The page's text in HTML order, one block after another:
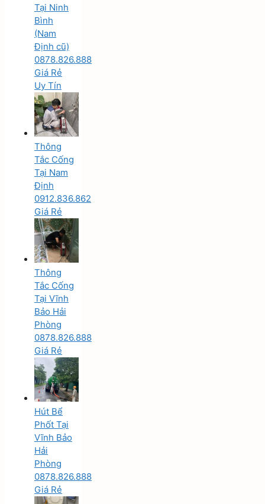
Tại Ninh
Bình
(Nam
Định cũ)
0878.826.888
Giá Rẻ
Uy Tín
Thông
Tắc Cống
Tại Nam
Định
0912.836.862
Giá Rẻ
Thông
Tắc Cống
Tại Vĩnh
Bảo Hải
Phòng
0878.826.888
Giá Rẻ
Hút Bể
Phốt Tại
Vĩnh Bảo
Hải
Phòng
0878.826.888
Giá Rẻ